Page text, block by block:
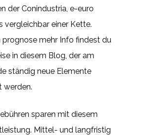
der Conindustria, e-euro
vergleichbar einer Kette.
prognose mehr Info findest du
in diesem Blog, der am
ständig neue Elemente
werden.
sparen mit diesem
Mittel- und langfristig